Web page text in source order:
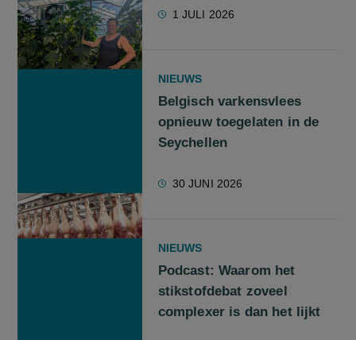
1 JULI 2026
NIEUWS
Belgisch varkensvlees
opnieuw toegelaten in de
Seychellen
30 JUNI 2026
NIEUWS
Podcast: Waarom het
stikstofdebat zoveel
complexer is dan het lijkt